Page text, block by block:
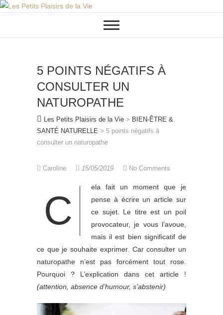
Skip
5 POINTS NÉGATIFS À
CONSULTER UN
NATUROPATHE
Les Petits Plaisirs de la Vie > BIEN-ÊTRE &
SANTÉ NATURELLE > 5 points négatifs à
consulter un naturopathe
Caroline 15/05/2019 No Comments
C
ela fait un moment que je
pense à écrire un article sur
ce sujet. Le titre est un poil
provocateur, je vous l’avoue,
mais il est bien significatif de
ce que je souhaite exprimer. Car consulter un
naturopathe n’est pas forcément tout rose.
Pourquoi ? L’explication dans cet article !
(attention, absence d’humour, s’abstenir)